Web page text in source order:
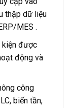
thập dữ liệu
MES .
kiện được
động và
công
biến tần,